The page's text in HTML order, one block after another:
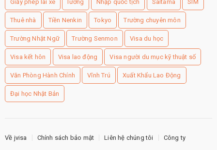
Giấy phép lái xe lương Nhập quốc tịch Saitama SIM
Thuê nhà Tiền Nenkin Tokyo Trường chuyên môn
Trường Nhật Ngữ Trường Senmon Visa du học
Visa kết hôn Visa lao động Visa người du mục kỹ thuật số
Văn Phòng Hành Chính Vĩnh Trú Xuất Khẩu Lao Động
Đại học Nhật Bản
Về jvisa Chính sách bảo mật Liên hệ chúng tôi Công ty